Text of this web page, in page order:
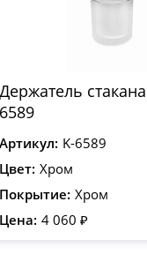
Держатель
6589
Артикул: K-6589
Цвет: Хром
Покрытие: Хром
Цена: 4 060 ₽